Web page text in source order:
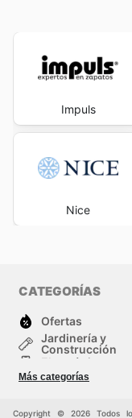
Impuls
Nice
CATEGORÍAS
Ofertas
Jardinería y
Construcción
Electrónica
Salud y Belleza
Más categorías
Copyright © 2026 Todos